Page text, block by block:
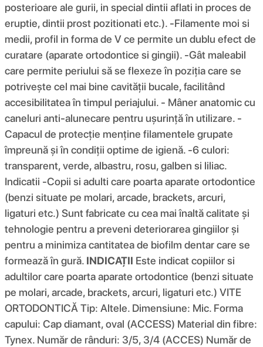
posterioare ale gurii, in special dintii aflati in proces de
eruptie, dintii prost pozitionati etc.). -Filamente moi si
medii, profil in forma de V ce permite un dublu efect de
curatare (aparate ortodontice si gingii). -Gât maleabil
care permite periului să se flexeze în poziția care se
potrivește cel mai bine cavității bucale, facilitând
accesibilitatea în timpul periajului. - Mâner anatomic cu
caneluri anti-alunecare pentru ușurință în utilizare. -
Capacul de protecție menține filamentele grupate
împreună și în condiții optime de igienă. -6 culori:
transparent, verde, albastru, rosu, galben si liliac.
Indicatii -Copii si adulti care poarta aparate ortodontice
(benzi situate pe molari, arcade, brackets, arcuri,
ligaturi etc.) Sunt fabricate cu cea mai înaltă calitate și
tehnologie pentru a preveni deteriorarea gingiilor și
pentru a minimiza cantitatea de biofilm dentar care se
formează în gură. INDICAȚII Este indicat copiilor si
adultilor care poarta aparate ortodontice (benzi situate
pe molari, arcade, brackets, arcuri, ligaturi etc.) VITE
ORTODONTICĂ Tip: Altele. Dimensiune: Mic. Forma
capului: Cap diamant, oval (ACCESS) Material din fibre:
Tynex. Număr de rânduri: 3/5, 3/4 (ACCES) Număr de